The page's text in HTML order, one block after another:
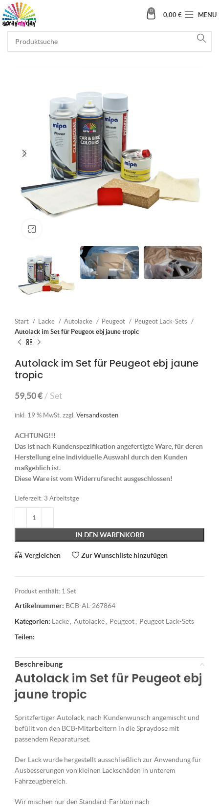
0
0,00 € MENÜ
Start Lacke Autolacke Peugeot
Peugeot Lack-Sets
Autolack im Set für Peugeot ebj jaune tropic
Autolack im Set für Peugeot ebj jaune
tropic
59,50€ Set
inkl. 19 % MwSt. zzgl. Versandkosten
ACHTUNG!!!
Das ist nach Kundenspezifikation angefertigte Ware, für deren
Herstellung eine individuelle Auswahl durch den Kunden
maßgeblich ist.
Diese Ware ist vom Widerrufsrecht ausgeschlossen!
Lieferzeit: 3 Arbeitstge
IN DEN WARENKORB
Vergleichen Zur Wunschliste hinzufügen
Produkt enthält: 1 Set
Artikelnummer: BCB-AL-267864
Kategorien: Lacke, Autolacke, Peugeot, Peugeot Lack-Sets
Teilen:
Beschreibung
Autolack im Set für Peugeot ebj
jaune tropic
Spritzfertiger Autolack, nach Kundenwunsch angemischt und
befüllt von den BCB-Mitarbeitern in die Spraydose mit
passendem Reparaturset.
Der Lack wurde hergestellt ausschließlich zur Anwendung für
Ausbesserungen von kleinen Lackschäden in unterem
Fahrzeugbereich.
Wir mischen nur den Standard-Farbton nach